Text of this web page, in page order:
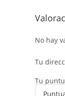
No hay
Tu
Tu